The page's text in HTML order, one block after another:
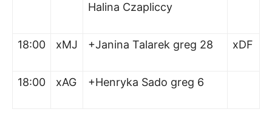
Halina Czapliccy
18:00 xMJ +Janina Talarek greg 28 xDF
18:00 xAG +Henryka Sado greg 6